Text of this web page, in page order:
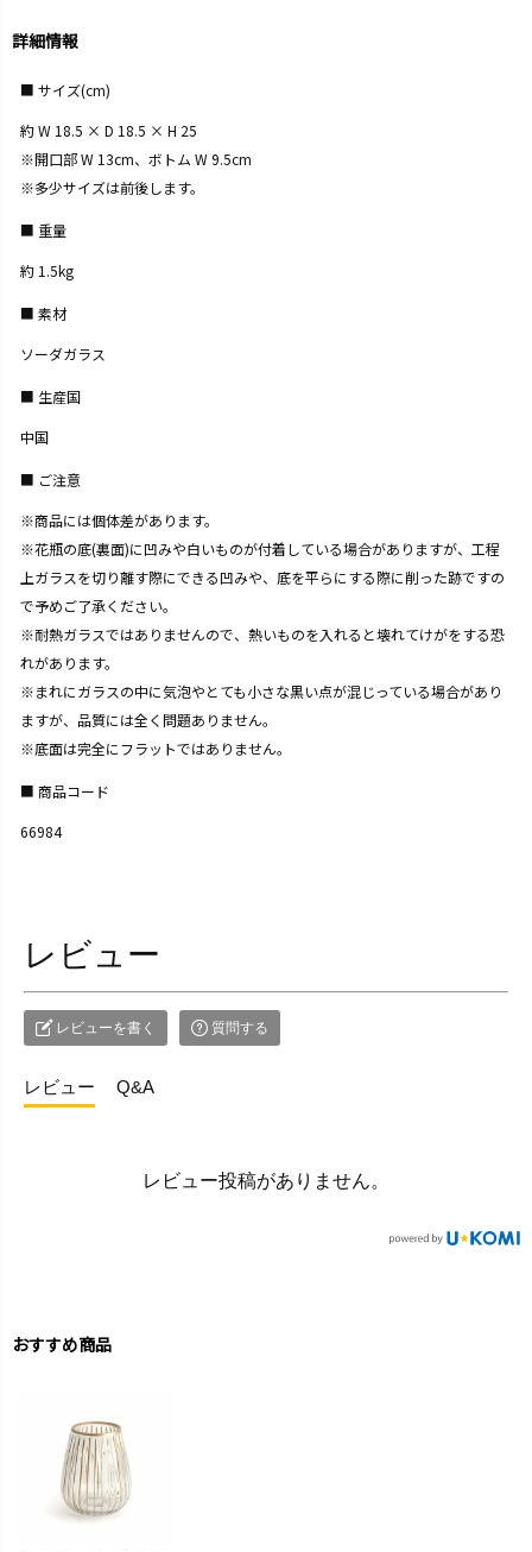
詳細情報
サイズ(cm)
約 W 18.5 × D 18.5 × H 25
※開口部 W 13cm、ボトム W 9.5cm
※多少サイズは前後します。
重量
約 1.5kg
素材
ソーダガラス
生産国
中国
ご注意
※商品には個体差があります。
※花瓶の底(裏面)に凹みや白いものが付着している場合がありますが、工程
上ガラスを切り離す際にできる凹みや、底を平らにする際に削った跡ですの
で予めご了承ください。
※耐熱ガラスではありませんので、熱いものを入れると壊れてけがをする恐
れがあります。
※まれにガラスの中に気泡やとても小さな黒い点が混じっている場合があり
ますが、品質には全く問題ありません。
※底面は完全にフラットではありません。
商品コード
66984
レビュー
レビューを書く 質問する
レビュー Q&A
レビュー投稿がありません。
おすすめ商品